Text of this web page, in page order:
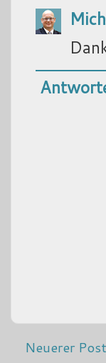
Neuerer Post